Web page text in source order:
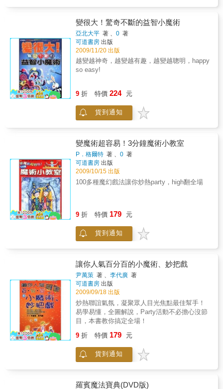
變很大！驚奇不斷的益智小魔術
亞北大平 著 、0 著
可道書房 出版
2009/11/20 出版
越變越神奇，越變越有趣，越變越聰明，happy
so easy!
9 折 特價 224 元
貨到通知
變魔術超容易！3分鐘魔術小教室
P．格爾特 著 、0 著
可道書房 出版
2009/10/15 出版
100多種魔幻戲法讓你炒熱party，high翻全場
9 折 特價 179 元
貨到通知
讓你人氣百分百的小魔術、妙把戲
尹萬策 著 、李代廣 著
可道書房 出版
2009/09/18 出版
炒熱聯誼氣氛，凝聚眾人目光焦點最佳幫手！
易學易懂，全圖解說，Party活動不必擔心沒節
目，本書教你搞定全場！
9 折 特價 179 元
貨到通知
羅賓魔法寶典(DVD版)